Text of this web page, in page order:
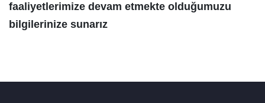
faaliyetlerimize devam etmekte olduğumuzu
bilgilerinize sunarız